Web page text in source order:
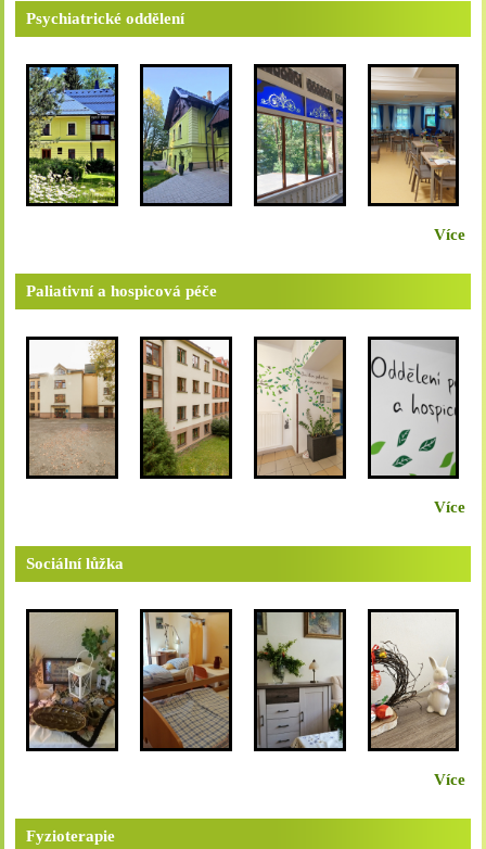
Psychiatrické oddělení
Více
Paliativní a hospicová péče
Více
Sociální lůžka
Více
Fyzioterapie